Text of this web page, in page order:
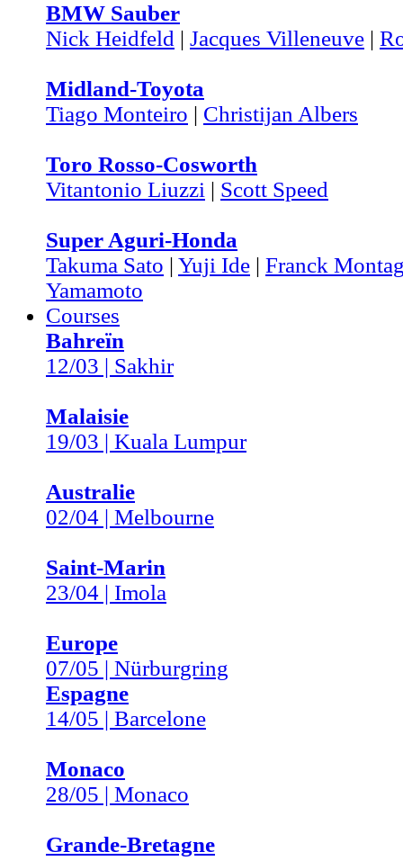
BMW Sauber
Nick Heidfeld | Jacques Villeneuve |
Midland-Toyota
Tiago Monteiro | Christijan Albers
Toro Rosso-Cosworth
Vitantonio Liuzzi | Scott Speed
Super Aguri-Honda
Takuma Sato | Yuji Ide | Franck
Yamamoto
Courses
Bahreïn
12/03 | Sakhir
Malaisie
19/03 | Kuala Lumpur
Australie
02/04 | Melbourne
Saint-Marin
23/04 | Imola
Europe
07/05 | Nürburgring
Espagne
14/05 | Barcelone
Monaco
28/05 | Monaco
Grande-Bretagne